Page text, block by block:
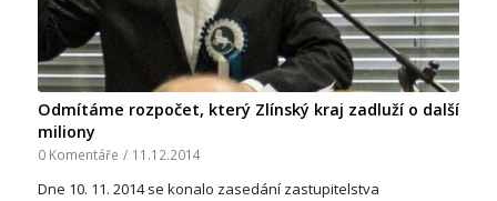
Odmítáme rozpočet, který Zlínský kraj zadluží o další
miliony
0 Komentáře / 11.12.2014
Dne 10. 11. 2014 se konalo zasedání zastupitelstva